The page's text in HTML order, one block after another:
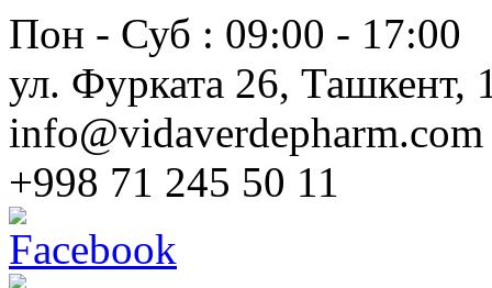
Пон - Суб : 09:00 - 17:00
ул. Фурката 26, Ташкент,
info@vidaverdepharm.com
+998 71 245 50 11